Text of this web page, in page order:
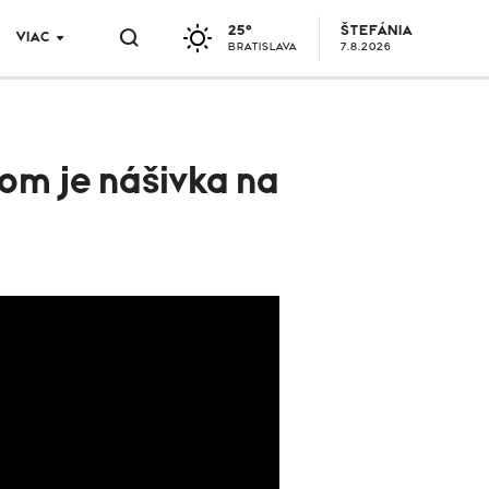
VIAC 25°
BRATISLAVA
ŠTEFÁNIA
7.8.2026
je nášivka na